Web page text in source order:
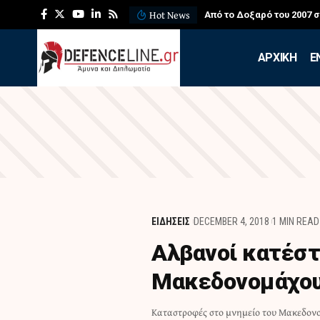
Hot News Από το Δοξαρό του 2007
APXIKH
ΕΙΔΗΣΕΙΣ DECEMBER 4, 2018 1 MIN READ
Αλβανοί
Καταστροφές στο μνημείο του
φέρεται να είναι Αλβανοί εθνικιστές,